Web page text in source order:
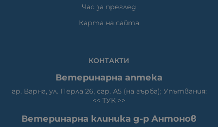
Час за преглед
Карта на сайта
КОНТАКТИ
Ветеринарна аптека
гр. Варна, ул. Перла 26, сгр. А5 (на гърба); Упътвания:
<< ТУК >>
Ветеринарна клиника д-р Антонов